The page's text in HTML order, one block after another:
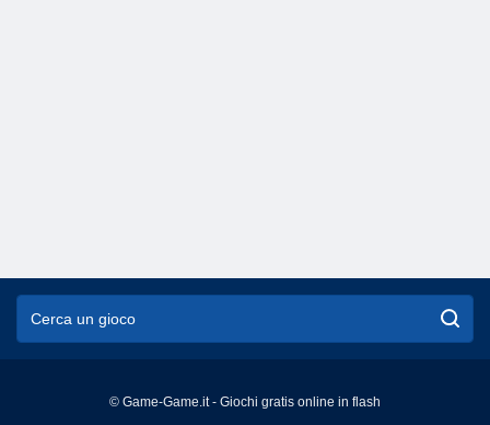
© Game-Game.it - Giochi gratis online in flash